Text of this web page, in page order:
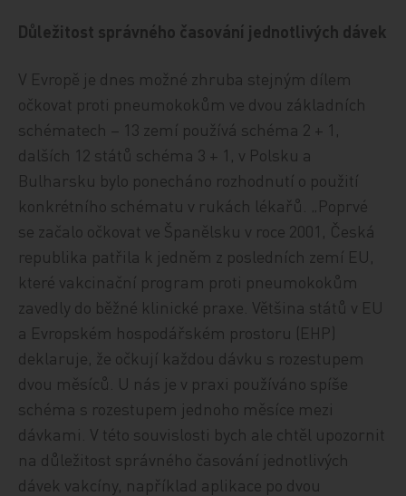
Důležitost správného časování jednotlivých dávek
V Evropě je dnes možné zhruba stejným dílem
očkovat proti pneumokokům ve dvou základních
schématech – 13 zemí používá schéma 2 + 1,
dalších 12 států schéma 3 + 1, v Polsku a
Bulharsku bylo ponecháno rozhodnutí o použití
konkrétního schématu v rukách lékařů. „Poprvé
se začalo očkovat ve Španělsku v roce 2001, Česká
republika patřila k jedněm z posledních zemí EU,
které vakcinační program proti pneumokokům
zavedly do běžné klinické praxe. Většina států v EU
a Evropském hospodářském prostoru (EHP)
deklaruje, že očkují každou dávku s rozestupem
dvou měsíců. U nás je v praxi používáno spíše
schéma s rozestupem jednoho měsíce mezi
dávkami. V této souvislosti bych ale chtěl upozornit
na důležitost správného časování jednotlivých
dávek vakcíny, například aplikace po dvou